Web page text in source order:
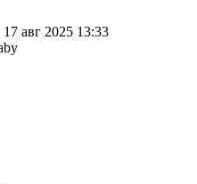
17 авг 2025 13:33